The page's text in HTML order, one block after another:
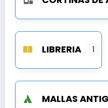
LIBRERIA 1
MALLAS